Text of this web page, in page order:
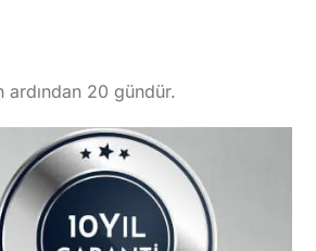
ardından 20 gündür.